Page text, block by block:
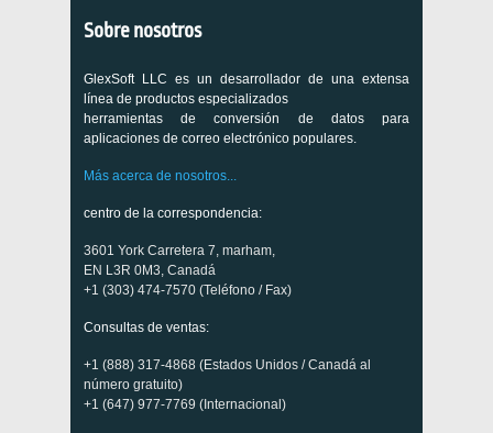
Sobre nosotros
GlexSoft LLC es un desarrollador de una extensa
línea de productos especializados
herramientas de conversión de datos para
aplicaciones de correo electrónico populares.
Más acerca de nosotros...
centro de la correspondencia:
3601 York Carretera 7, marham,
EN L3R 0M3, Canadá
+1 (303) 474-7570 (Teléfono / Fax)
Consultas de ventas:
+1 (888) 317-4868 (Estados Unidos / Canadá al
número gratuito)
+1 (647) 977-7769 (Internacional)